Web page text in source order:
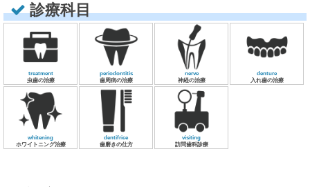
診療科目
treatment
虫歯の治療
periodontitis
歯周病の治療
nerve
神経の治療
denture
入れ歯の治療
whitening
ホワイトニング治療
dentifrice
歯磨きの仕方
visiting
訪問歯科診療